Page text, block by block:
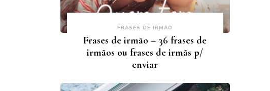
FRASES DE IRMÃO
Frases de irmão – 36 frases de
irmãos ou frases de irmãs p/
enviar